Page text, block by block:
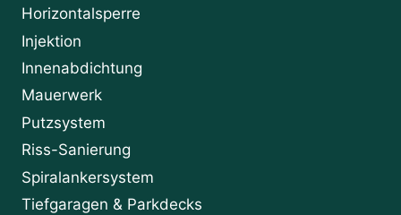
Horizontalsperre
Injektion
Innenabdichtung
Mauerwerk
Putzsystem
Riss-Sanierung
Spiralankersystem
Tiefgaragen & Parkdecks